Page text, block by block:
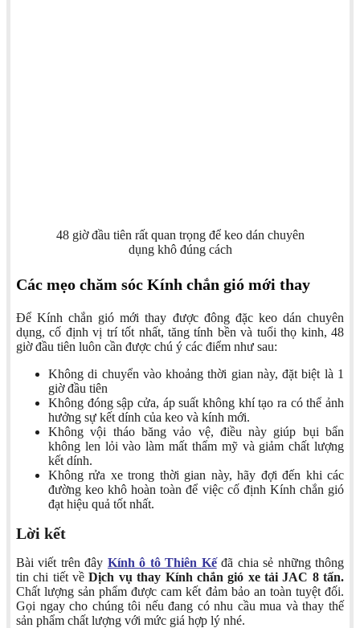
48 giờ đầu tiên rất quan trọng để keo dán chuyên
dụng khô đúng cách
Các mẹo chăm sóc Kính chắn gió mới thay
Để Kính chắn gió mới thay được đông đặc keo dán chuyên
dụng, cố định vị trí tốt nhất, tăng tính bền và tuổi thọ kinh, 48
giờ đầu tiên luôn cần được chú ý các điểm như sau:
Không di chuyển vào khoảng thời gian này, đặt biệt là 1
giờ đầu tiên
Không đóng sập cửa, áp suất không khí tạo ra có thể ảnh
hưởng sự kết dính của keo và kính mới.
Không vội tháo băng vảo vệ, điều này giúp bụi bẩn
không len lỏi vào làm mất thẩm mỹ và giảm chất lượng
kết dính.
Không rửa xe trong thời gian này, hãy đợi đến khi các
đường keo khô hoàn toàn để việc cố định Kính chắn gió
đạt hiệu quả tốt nhất.
Lời kết
Bài viết trên đây Kính ô tô Thiên Kếđã chia sẻ những thông
tin chi tiết vềDịch vụ thay Kính chắn gió xe tải JAC 8 tấn.
Chất lượng sản phẩm được cam kết đảm bảo an toàn tuyệt đối.
Gọi ngay cho chúng tôi nếu đang có nhu cầu mua và thay thế
sản phẩm chất lượng với mức giá hợp lý nhé.